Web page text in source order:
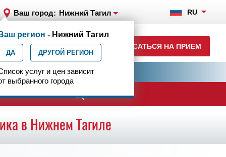
Ваш город: Нижний Тагил RU
+7 (3435) 331-332
ежедн. 7:00-22:00
ЗАПИСАТЬСЯ НА ПРИЕМ
регион - Нижний Тагил
ДА ДРУГОЙ РЕГИОН
услуг и цен зависит
выбранного города
Центр эпилептологии
в Нижнем Тагиле